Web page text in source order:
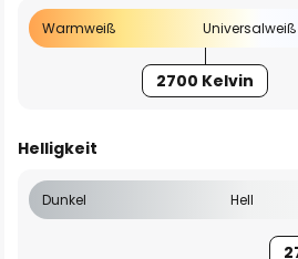
Warmweiß Universalweiß
2700 Kelvin
Helligkeit
Dunkel Hell